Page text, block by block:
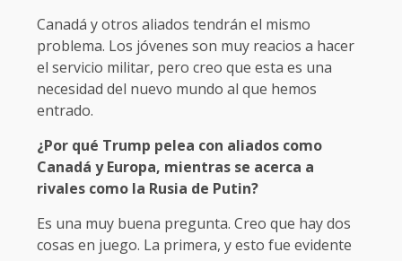
Canadá y otros aliados tendrán el mismo
problema. Los jóvenes son muy reacios a hacer
el servicio militar, pero creo que esta es una
necesidad del nuevo mundo al que hemos
entrado.
¿Por qué Trump pelea con aliados como
Canadá y Europa, mientras se acerca a
rivales como la Rusia de Putin?
Es una muy buena pregunta. Creo que hay dos
cosas en juego. La primera, y esto fue evidente